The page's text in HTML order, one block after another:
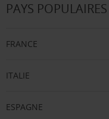
PAYS POPULAIRES
FRANCE
ITALIE
ESPAGNE